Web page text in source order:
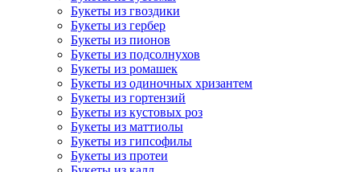
Букеты из гвоздики
Букеты из гербер
Букеты из пионов
Букеты из подсолнухов
Букеты из ромашек
Букеты из одиночных хризантем
Букеты из гортензий
Букеты из кустовых роз
Букеты из маттиолы
Букеты из гипсофилы
Букеты из протеи